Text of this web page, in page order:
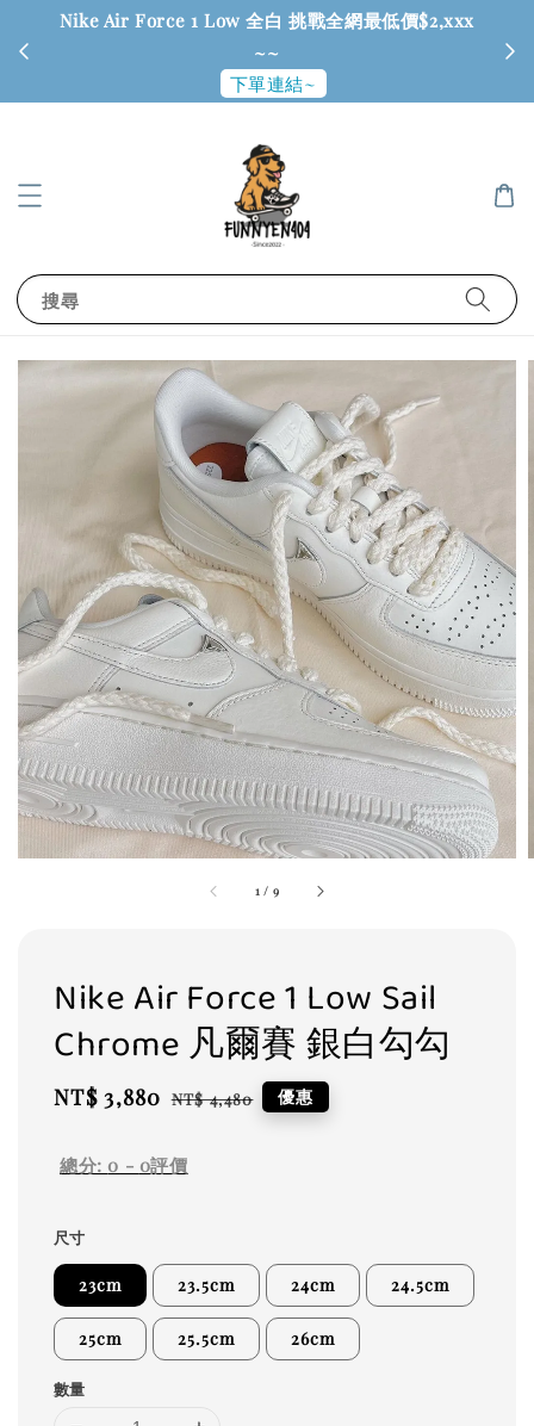
Nike Air Force 1 Low 全白 挑戰全網最低價$2,xxx
~~
下單連結~
搜尋
1 / 9
Nike Air Force 1 Low Sail
Chrome 凡爾賽 銀白勾勾
Sale
NT$ 3,880 Regular
NT$ 4,480 優惠
總分: 0 - 0評價
尺寸
23cm 23.5cm 24cm 24.5cm
25cm 25.5cm 26cm
數量